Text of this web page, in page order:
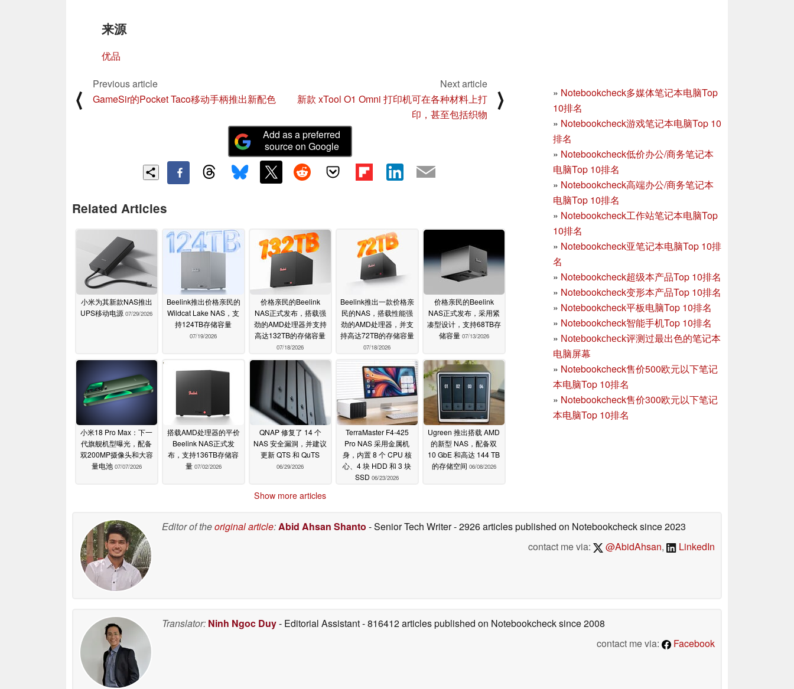
来源
优品
» Notebookcheck多媒体笔记本电脑Top
10排名
» Notebookcheck游戏笔记本电脑Top 10
排名
» Notebookcheck低价办公/商务笔记本
电脑Top 10排名
» Notebookcheck高端办公/商务笔记本
电脑Top 10排名
» Notebookcheck工作站笔记本电脑Top
10排名
» Notebookcheck亚笔记本电脑Top 10排
名
» Notebookcheck超级本产品Top 10排名
» Notebookcheck变形本产品Top 10排名
» Notebookcheck平板电脑Top 10排名
» Notebookcheck智能手机Top 10排名
» Notebookcheck评测过最出色的笔记本
电脑屏幕
» Notebookcheck售价500欧元以下笔记
本电脑Top 10排名
» Notebookcheck售价300欧元以下笔记
本电脑Top 10排名
⟨
Previous article
GameSir的Pocket Taco移动手柄推出新配色
Next article
新款 xTool O1 Omni 打印机可在各种材料上打
印，甚至包括织物
⟩
Add as a preferred
source on Google
Related Articles
小米为其新款NAS推出
UPS移动电源 07/29/2026
Beelink推出价格亲民的
Wildcat Lake NAS，支
持124TB存储容量
07/19/2026
价格亲民的Beelink
NAS正式发布，搭载强
劲的AMD处理器并支持
高达132TB的存储容量
07/18/2026
Beelink推出一款价格亲
民的NAS，搭载性能强
劲的AMD处理器，并支
持高达72TB的存储容量
07/18/2026
价格亲民的Beelink
NAS正式发布，采用紧
凑型设计，支持68TB存
储容量 07/13/2026
小米18 Pro Max：下一
代旗舰机型曝光，配备
双200MP摄像头和大容
量电池 07/07/2026
搭载AMD处理器的平价
Beelink NAS正式发
布，支持136TB存储容
量 07/02/2026
QNAP 修复了 14 个
NAS 安全漏洞，并建议
更新 QTS 和 QuTS
06/29/2026
TerraMaster F4-425
Pro NAS 采用金属机
身，内置 8 个 CPU 核
心、4 块 HDD 和 3 块
SSD 06/23/2026
Ugreen 推出搭载 AMD
的新型 NAS，配备双
10 GbE 和高达 144 TB
的存储空间 06/08/2026
Show more articles
Editor of theoriginal article:Abid Ahsan Shanto - Senior Tech Writer- 2926 articles published on Notebookchecksince 2023
contact me via:
@AbidAhsan, LinkedIn
Translator: Ninh Ngoc Duy- Editorial Assistant- 816412 articles published on Notebookchecksince 2008
contact me via:
Facebook